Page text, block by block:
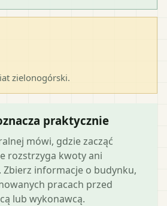
zielonogórski.
praktycznie
mówi, gdzie zacząć
rozstrzyga kwoty ani
informacje o budynku,
pracach przed
lub wykonawcą.